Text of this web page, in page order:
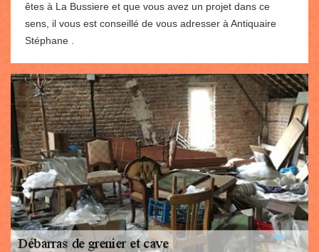
êtes à La Bussiere et que vous avez un projet dans ce
sens, il vous est conseillé de vous adresser à Antiquaire
Stéphane .